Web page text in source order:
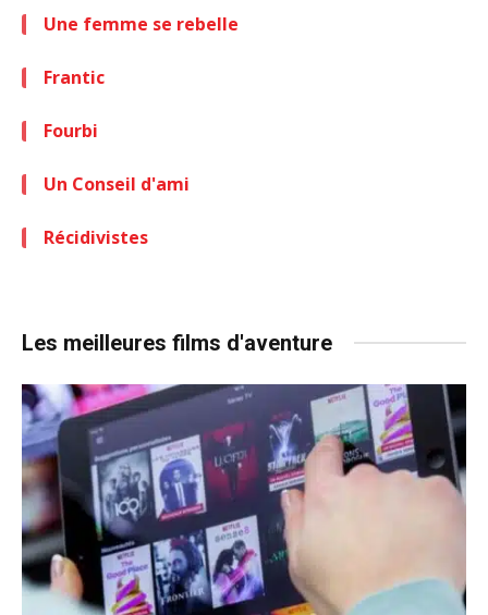
Une femme se rebelle
Frantic
Fourbi
Un Conseil d'ami
Récidivistes
Les meilleures films d'aventure